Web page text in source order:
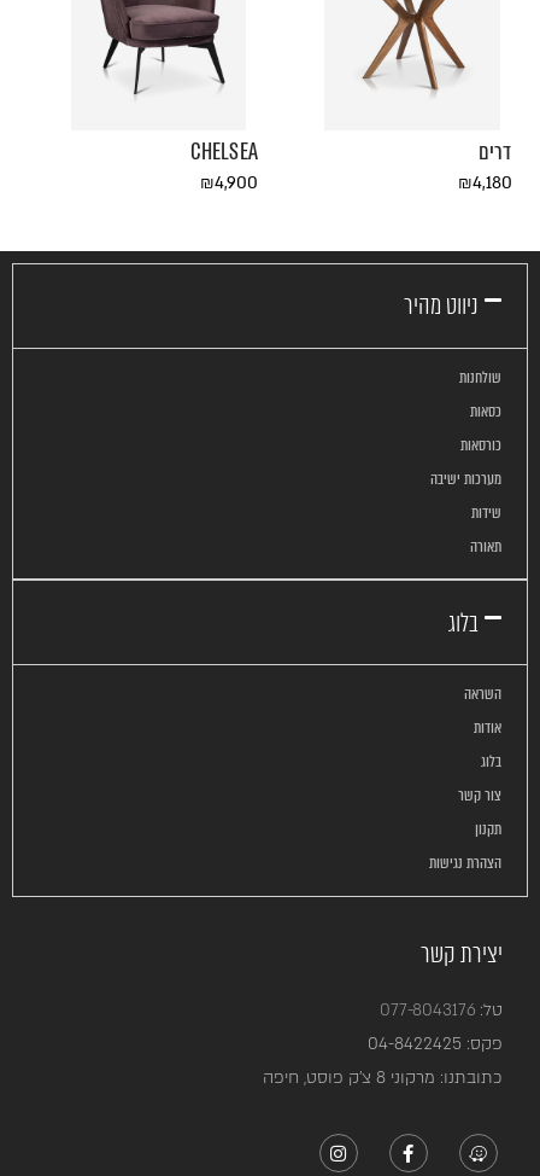
דרים
₪4,180
CHELSEA
₪4,900
ניווט מהיר
שולחנות
כסאות
כורסאות
מערכות ישיבה
שידות
תאורה
בלוג
השראה
אודות
בלוג
צור קשר
תקנון
הצהרת נגישות
יצירת קשר
טל:077-8043176
פקס: 04-8422425
כתובתנו: מרקוני 8 צ’ק פוסט, חיפה